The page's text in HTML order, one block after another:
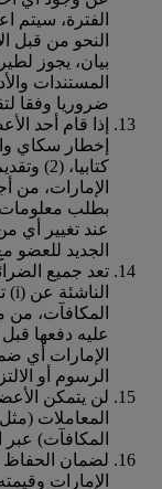
الفترة، سيتم
النحو من قبل
بيان، يجوز
المستندات
ضروريا وفقا
إخطار سكاي
الإمارات، من
بطلب
عند تغيير أي
الجديد
تعد جميع
المكافآت،
عليه دفعها
الإمارات أي
الرسوم أو
المعاملات
المكافآت)
لضمان الحفاظ
الإمارات